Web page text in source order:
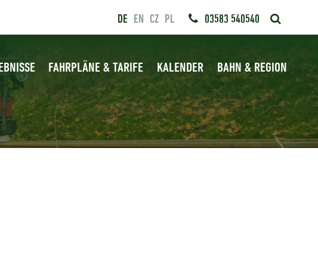
DE EN CZ PL 03583 540540
FAHRPLÄNE & TARIFE KALENDER BAHN & REGION